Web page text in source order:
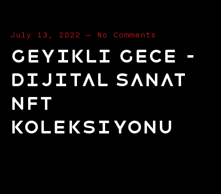
July 13, 2022 — No Comments
Geyikli Gece –
Dijital Sanat
NFT
Koleksiyonu